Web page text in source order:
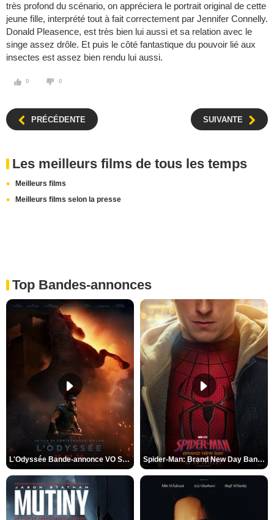
très profond du scénario, on appréciera le portrait original de cette
jeune fille, interprété tout à fait correctement par Jennifer Connelly.
Donald Pleasence, est très bien lui aussi et sa relation avec le
singe assez drôle. Et puis le côté fantastique du pouvoir lié aux
insectes est assez bien rendu lui aussi.
0 0
PRÉCÉDENTE SUIVANTE
Les meilleurs films de tous les temps
Meilleurs films
Meilleurs films selon la presse
Top Bandes-annonces
L'Odyssée Bande-annonce VO STFR Spider-Man: Brand New Day Bande-annonce VO STFR